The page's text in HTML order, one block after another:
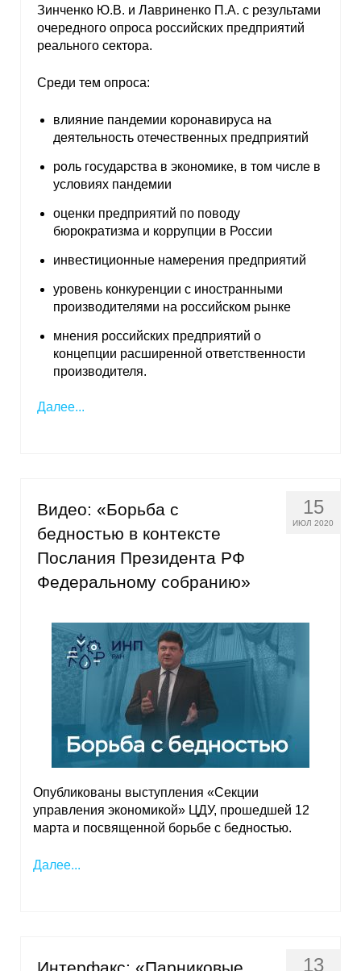
Краткосрочный прогноз
производства
Российская Система Климатического
Мониторинга
Центр «Климатическая политика и
Образование и карьера
Кафедра МАДИ
Аспирантура
Нормативные документы
О совете
Материалы
Конкурсы и вакансии
Зинченко Ю.В. и Лавриненко П.А. с результами
очередного опроса российских предприятий
реального сектора.
Среди тем опроса:
влияние пандемии коронавируса на
деятельность отечественных предприятий
роль государства в экономике, в том числе в
условиях пандемии
оценки предприятий по поводу
бюрократизма и коррупции в России
инвестиционные намерения предприятий
уровень конкуренции с иностранными
производителями на российском рынке
мнения российских предприятий о
концепции расширенной ответственности
производителя.
Далее...
15
ИЮЛ 2020
Видео: «Борьба с
бедностью в контексте
Послания Президента РФ
Федеральному собранию»
Опубликованы выступления «Секции
управления экономикой» ЦДУ, прошедшей 12
марта и посвященной борьбе с бедностью.
Далее...
13